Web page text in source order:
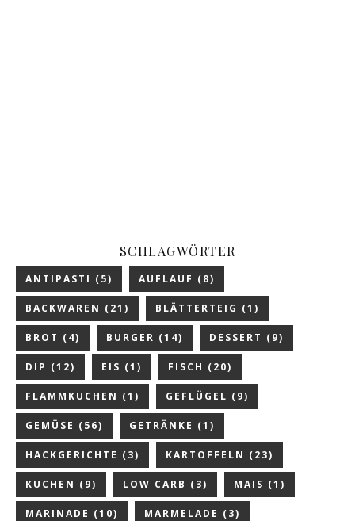
SCHLAGWÖRTER
ANTIPASTI (5) AUFLAUF (8)
BACKWAREN (21) BLÄTTERTEIG (1)
BROT (4) BURGER (14) DESSERT (9)
DIP (12) EIS (1) FISCH (20)
FLAMMKUCHEN (1) GEFLÜGEL (9)
GEMÜSE (56) GETRÄNKE (1)
HACKGERICHTE (3) KARTOFFELN (23)
KUCHEN (9) LOW CARB (3) MAIS (1)
MARINADE (10) MARMELADE (3)